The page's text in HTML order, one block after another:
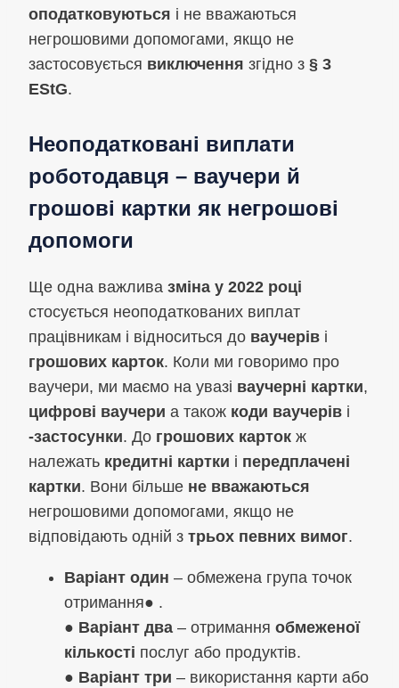
оподатковуються і не вважаються
негрошовими допомогами, якщо не
застосовується виключення згідно з § 3
EStG.
Неоподатковані виплати
роботодавця – ваучери й
грошові картки як негрошові
допомоги
Ще одна важлива зміна у 2022 році
стосується неоподаткованих виплат
працівникам і відноситься до ваучерів і
грошових карток. Коли ми говоримо про
ваучери, ми маємо на увазі ваучерні картки,
цифрові ваучери а також коди ваучерів і
-застосунки. До грошових карток ж
належать кредитні картки і передплачені
картки. Вони більше не вважаються
негрошовими допомогами, якщо не
відповідають одній з трьох певних вимог.
Варіант один – обмежена група точок
отримання● .
● Варіант два – отримання обмеженої
кількості послуг або продуктів.
● Варіант три – використання карти або